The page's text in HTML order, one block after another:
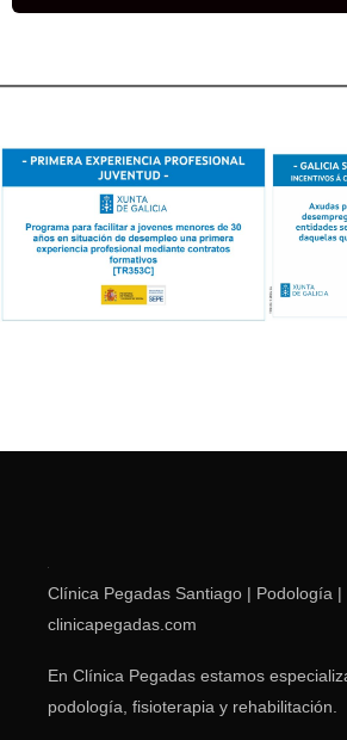
Clínica Pegadas Santiago | Podología |
clinicapegadas.com
En Clínica Pegadas estamos
podología, fisioterapia y rehabilitación.